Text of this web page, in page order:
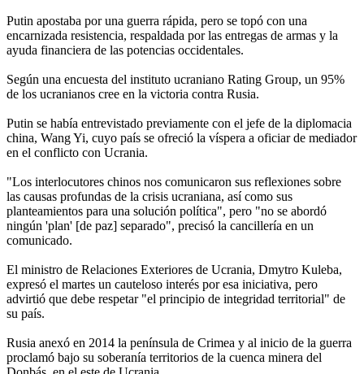
Putin apostaba por una guerra rápida, pero se topó con una
encarnizada resistencia, respaldada por las entregas de armas y la
ayuda financiera de las potencias occidentales.
Según una encuesta del instituto ucraniano Rating Group, un 95%
de los ucranianos cree en la victoria contra Rusia.
Putin se había entrevistado previamente con el jefe de la diplomacia
china, Wang Yi, cuyo país se ofreció la víspera a oficiar de mediador
en el conflicto con Ucrania.
"Los interlocutores chinos nos comunicaron sus reflexiones sobre
las causas profundas de la crisis ucraniana, así como sus
planteamientos para una solución política", pero "no se abordó
ningún 'plan' [de paz] separado", precisó la cancillería en un
comunicado.
El ministro de Relaciones Exteriores de Ucrania, Dmytro Kuleba,
expresó el martes un cauteloso interés por esa iniciativa, pero
advirtió que debe respetar "el principio de integridad territorial" de
su país.
Rusia anexó en 2014 la península de Crimea y al inicio de la guerra
proclamó bajo su soberanía territorios de la cuenca minera del